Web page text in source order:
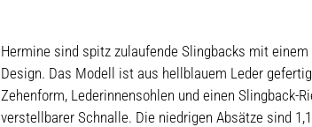
Hermine sind spitz zulaufende Slingbacks mit
Design. Das Modell ist aus hellblauem Leder
Zehenform, Lederinnensohlen und einen Slingback-
verstellbarer Schnalle. Die niedrigen Absätze sind